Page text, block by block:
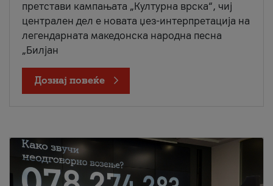
претстави кампањата „Културна врска“, чиј
централен дел е новата џез-интерпретација на
легендарната македонска народна песна
„Билјан
Дознај повеќе